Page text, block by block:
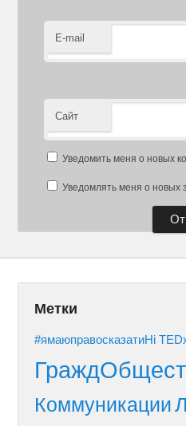
E-mail
Сайт
Уведомить меня о новых
Уведомлять меня о новых
Метки
#ямаюправосказатиНі
Коммуникации